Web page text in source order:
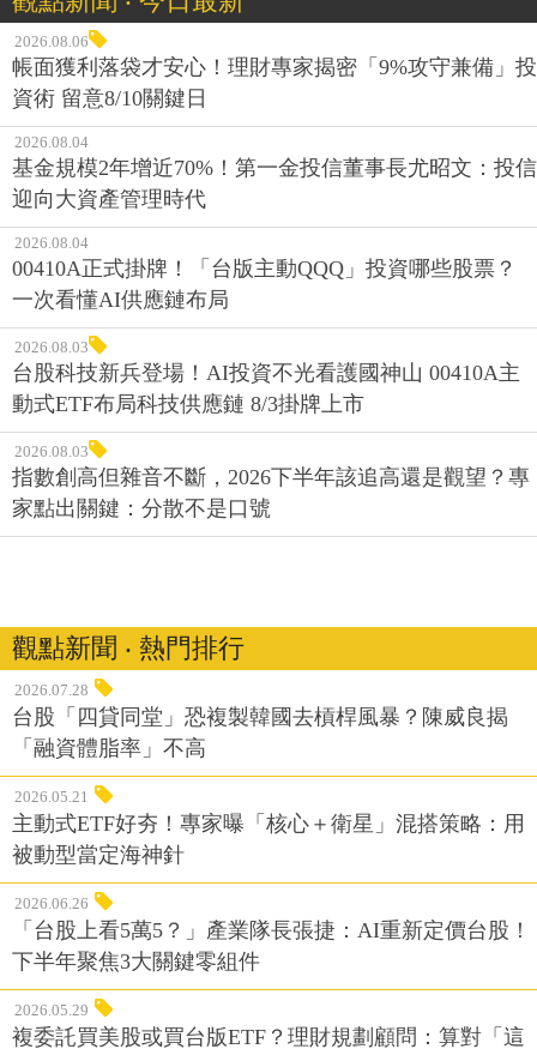
2026.08.06
帳面獲利落袋才安心！理財專家揭密「9%攻守兼備」投
資術 留意8/10關鍵日
2026.08.04
基金規模2年增近70%！第一金投信董事長尤昭文：投信
迎向大資產管理時代
2026.08.04
00410A正式掛牌！「台版主動QQQ」投資哪些股票？
一次看懂AI供應鏈布局
2026.08.03
台股科技新兵登場！AI投資不光看護國神山 00410A主
動式ETF布局科技供應鏈 8/3掛牌上市
2026.08.03
指數創高但雜音不斷，2026下半年該追高還是觀望？專
家點出關鍵：分散不是口號
觀點新聞 ‧ 熱門排行
2026.07.28
台股「四貸同堂」恐複製韓國去槓桿風暴？陳威良揭
「融資體脂率」不高
2026.05.21
主動式ETF好夯！專家曝「核心＋衛星」混搭策略：用
被動型當定海神針
2026.06.26
「台股上看5萬5？」產業隊長張捷：AI重新定價台股！
下半年聚焦3大關鍵零組件
2026.05.29
複委託買美股或買台版ETF？理財規劃顧問：算對「這